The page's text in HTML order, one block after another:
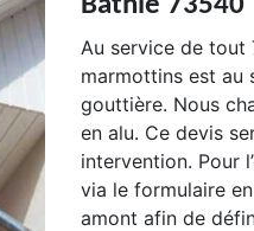
Au service de tout
marmottins est au
gouttière. Nous
en alu. Ce devis
intervention. Pour
via le formulaire
amont afin de